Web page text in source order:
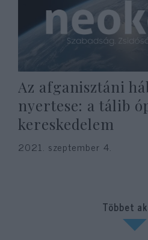
Az afganisztáni
nyertese: a tálib
kereskedelem
2021. szeptember 4.
Többet